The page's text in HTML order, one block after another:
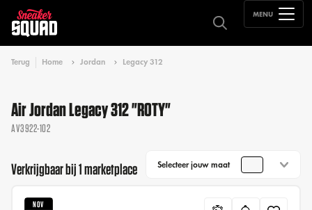
MENU
Terug Home Jordan Legacy 312
Air Jordan Legacy 312 "ROTY"
AV3922-102
Verkrijgbaar bij 1 marketplace Selecteer jouw maat
NOV